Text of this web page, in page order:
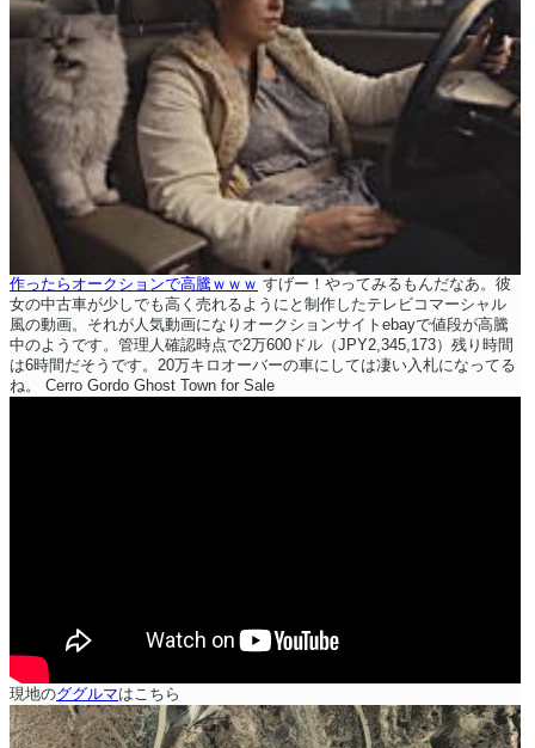
作ったらオークションで高騰ｗｗｗ すげー！やってみるもんだなあ。彼
女の中古車が少しでも高く売れるようにと制作したテレビコマーシャル
風の動画。それが人気動画になりオークションサイトebayで値段が高騰
中のようです。管理人確認時点で2万600ドル（JPY2,345,173）残り時間
は6時間だそうです。20万キロオーバーの車にしては凄い入札になってる
ね。
Cerro Gordo Ghost Town for Sale
現地のググルマはこちら